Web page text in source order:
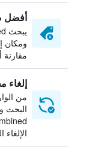
أفضل
ومكان
مقارنة
إلغاء
من
البحث
الإلغاء